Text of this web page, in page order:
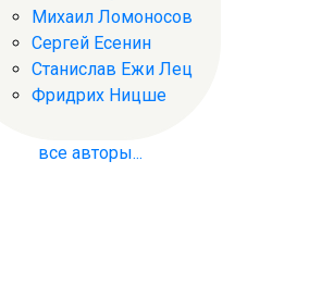
Михаил Ломоносов
Сергей Есенин
Станислав Ежи Лец
Фридрих Ницше
все авторы...